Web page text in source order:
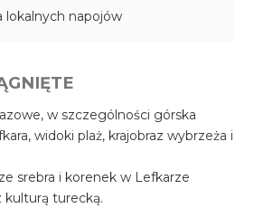
lokalnych napojów
w szczególności górska
widoki plaż, krajobraz wybrzeża i
srebra i korenek w Lefkarze
kulturą turecką.